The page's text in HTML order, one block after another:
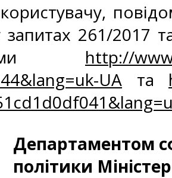
запитах 261/2017
http://
UA та
Департаментом
політики